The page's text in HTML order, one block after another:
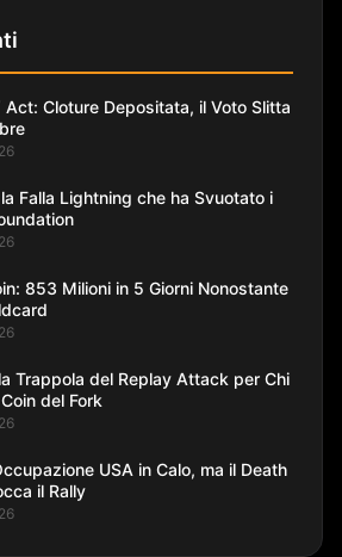
Act: Cloture Depositata, il Voto Slitta
Falla Lightning che ha Svuotato i
853 Milioni in 5 Giorni Nonostante
Trappola del Replay Attack per Chi
del Fork
USA in Calo, ma il Death
il Rally